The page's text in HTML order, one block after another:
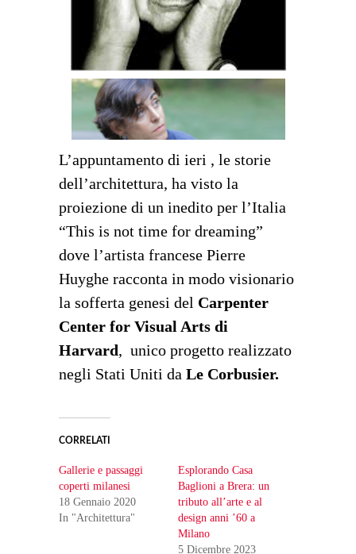
L’appuntamento di ieri , le storie
dell’architettura, ha visto la
proiezione di un inedito per l’Italia
“This is not time for dreaming”
dove l’artista francese Pierre
Huyghe racconta in modo visionario
la sofferta genesi del Carpenter
Center for Visual Arts di
Harvard, unico progetto realizzato
negli Stati Uniti da Le Corbusier.
CORRELATI
Gallerie e passaggi
coperti milanesi
18 Gennaio 2020
In "Architettura"
Esplorando Casa
Baglioni a Brera: un
tributo all’arte e al
design anni ’60 a
Milano
5 Dicembre 2023